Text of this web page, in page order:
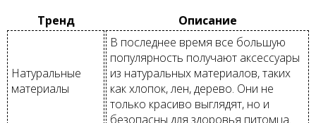
Тренд
Описание
Натуральные
материалы
В последнее время все большую
популярность получают аксессуары
из натуральных материалов, таких
как хлопок, лен, дерево. Они не
только красиво выглядят, но и
безопасны для здоровья питомца.